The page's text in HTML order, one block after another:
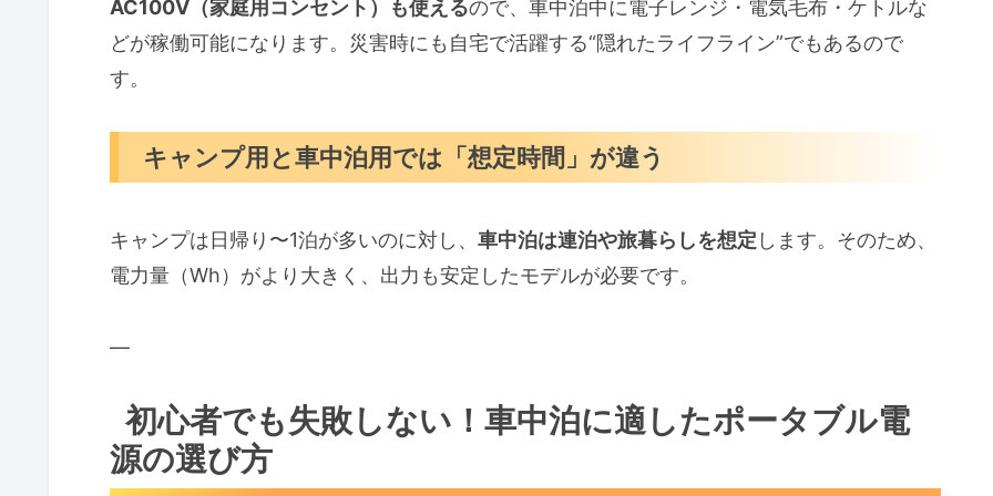
AC100V（家庭用コンセント）も使えるので、車中泊中に電子レンジ・電気毛布・ケトルな
どが稼働可能になります。災害時にも自宅で活躍する“隠れたライフライン”でもあるので
す。
キャンプ用と車中泊用では「想定時間」が違う
キャンプは日帰り〜1泊が多いのに対し、 車中泊は連泊や旅暮らしを想定 します。そのため、
電力量（Wh）がより大きく、出力も安定したモデルが必要です。
—
初心者でも失敗しない！車中泊に適したポータブル電
源の選び方